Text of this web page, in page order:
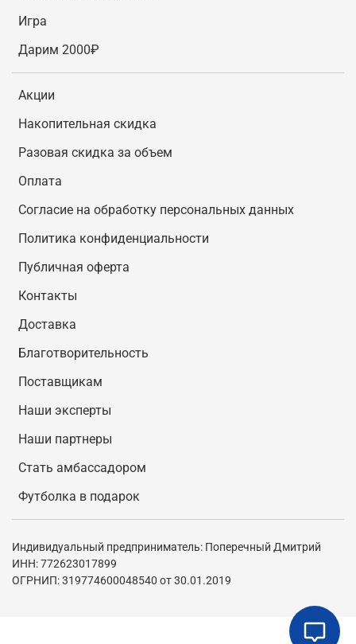
Игра
Дарим 2000₽
Акции
Накопительная скидка
Разовая скидка за объем
Оплата
Согласие на обработку персональных данных
Политика конфиденциальности
Публичная оферта
Контакты
Доставка
Благотворительность
Поставщикам
Наши эксперты
Наши партнеры
Стать амбассадором
Футболка в подарок
Индивидуальный предприниматель: Поперечный Дмитрий
ИНН: 772623017899
ОГРНИП: 319774600048540 от 30.01.2019